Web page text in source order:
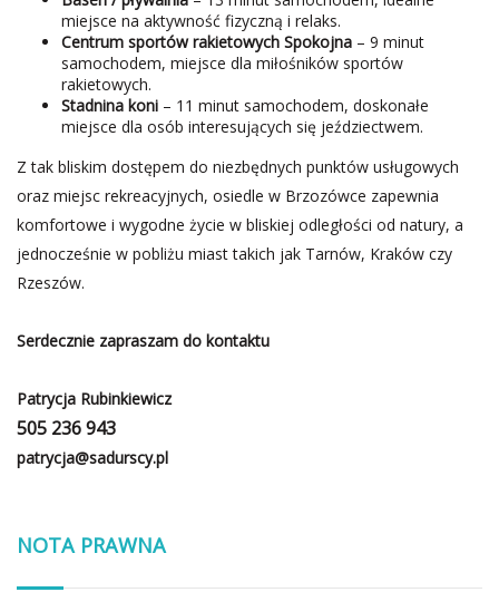
miejsce na aktywność fizyczną i relaks.
Centrum sportów rakietowych Spokojna – 9 minut
samochodem, miejsce dla miłośników sportów
rakietowych.
Stadnina koni – 11 minut samochodem, doskonałe
miejsce dla osób interesujących się jeździectwem.
Z tak bliskim dostępem do niezbędnych punktów usługowych
oraz miejsc rekreacyjnych, osiedle w Brzozówce zapewnia
komfortowe i wygodne życie w bliskiej odległości od natury, a
jednocześnie w pobliżu miast takich jak Tarnów, Kraków czy
Rzeszów.
Serdecznie zapraszam do kontaktu
Patrycja Rubinkiewicz
505 236 943
patrycja@sadurscy.pl
NOTA PRAWNA